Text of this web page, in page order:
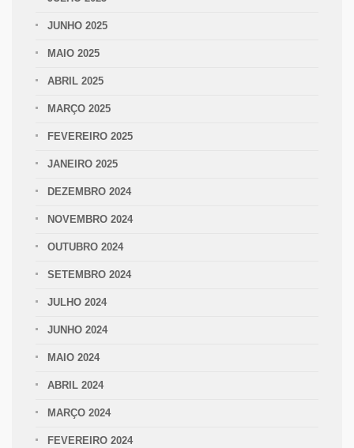
JUNHO 2025
MAIO 2025
ABRIL 2025
MARÇO 2025
FEVEREIRO 2025
JANEIRO 2025
DEZEMBRO 2024
NOVEMBRO 2024
OUTUBRO 2024
SETEMBRO 2024
JULHO 2024
JUNHO 2024
MAIO 2024
ABRIL 2024
MARÇO 2024
FEVEREIRO 2024